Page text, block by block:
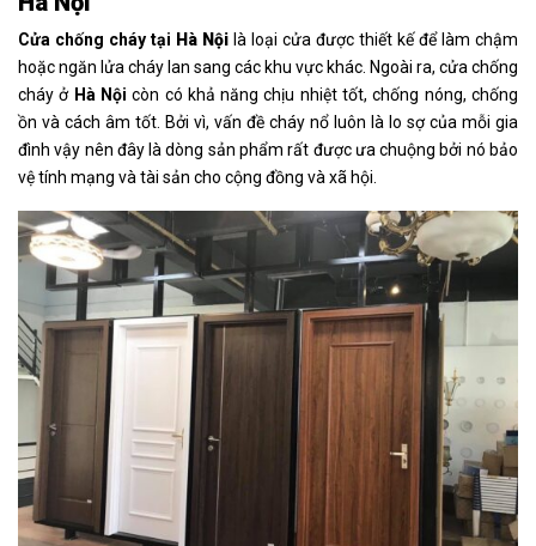
Cửa chống cháy tại Hà Nội là loại cửa được thiết kế để làm chậm
hoặc ngăn lửa cháy lan sang các khu vực khác. Ngoài ra, cửa chống
cháy ở Hà Nội còn có khả năng chịu nhiệt tốt, chống nóng, chống
ồn và cách âm tốt. Bởi vì, vấn đề cháy nổ luôn là lo sợ của mỗi gia
đình vậy nên đây là dòng sản phẩm rất được ưa chuộng bởi nó bảo
vệ tính mạng và tài sản cho cộng đồng và xã hội.